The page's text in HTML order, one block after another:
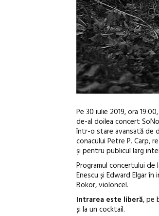
Pe 30 iulie 2019, ora
de-al doilea concert
într-o stare avansată de
conacului Petre P. Carp,
şi pentru publicul larg
Programul concertului de
Enescu și Edward Elgar
Bokor, violoncel.
Intrarea este liberă, pe
și la un cocktail.